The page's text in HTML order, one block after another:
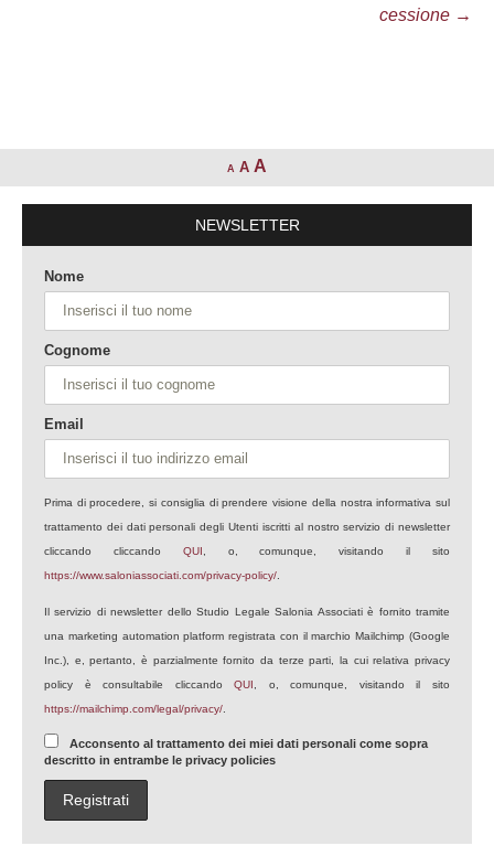
cessione →
A A A
NEWSLETTER
Nome
Cognome
Email
Prima di procedere, si consiglia di prendere visione della nostra informativa sul
trattamento dei dati personali degli Utenti iscritti al nostro servizio di newsletter
cliccando cliccando QUI , o, comunque, visitando il sito
https://www.saloniassociati.com/privacy-policy/
Il servizio di newsletter dello Studio Legale Salonia Associati è fornito tramite
una marketing automation platform registrata con il marchio Mailchimp (Google
Inc.), e, pertanto, è parzialmente fornito da terze parti, la cui relativa privacy
policy è consultabile cliccandoQUI
, o, comunque, visitando il sito
https://mailchimp.com/legal/privacy/
Acconsento al trattamento dei miei dati personali come sopra
descritto in entrambe le privacy policies